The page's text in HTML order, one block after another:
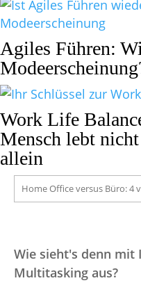
Agiles Führen:
Work Life
Mensch lebt
allein
Suchen
nach:
Wie sieht's denn mit
Multitasking aus?